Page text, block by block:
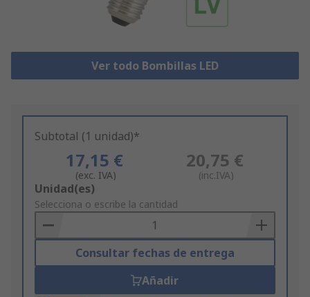
Ver todo Bombillas LED
Subtotal (1 unidad)*
17,15 €
(exc. IVA)
20,75 €
(inc.IVA)
Add
to
Basket
Unidad(es)
Selecciona o escribe la cantidad
Consultar fechas de entrega
Añadir